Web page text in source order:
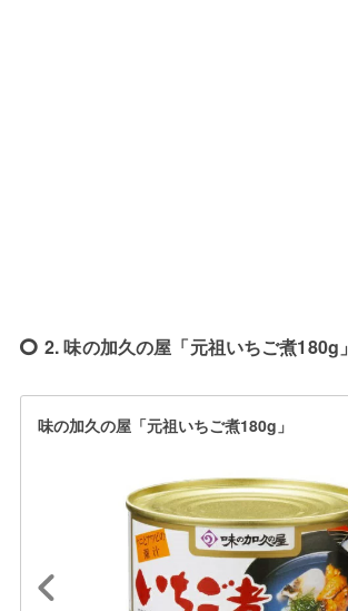
2. 味の加久の屋「元祖いちご煮180g」
味の加久の屋「元祖いちご煮180g」